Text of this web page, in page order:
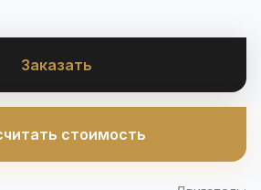
Заказать
стоимость